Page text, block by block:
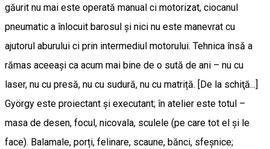
găurit nu mai este operată manual ci motorizat, ciocanul
pneumatic a înlocuit barosul și nici nu este manevrat cu
ajutorul aburului ci prin intermediul motorului. Tehnica însă a
rămas aceeași ca acum mai bine de o sută de ani – nu cu
laser, nu cu presă, nu cu sudură, nu cu matriță. [De la schiţă...]
György este proiectant și executant; în atelier este totul –
masa de desen, focul, nicovala, sculele (pe care tot el și le
face). Balamale, porți, felinare, scaune, bănci, sfeșnice;